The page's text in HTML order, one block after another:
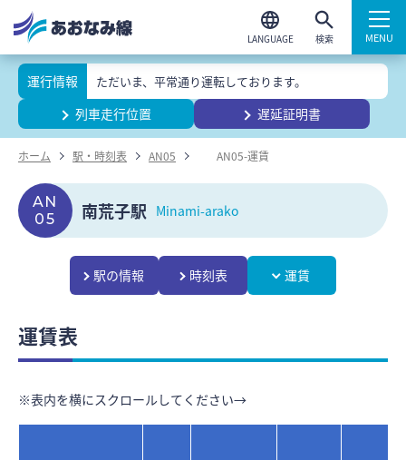
検索
運行情報 ただいま、平常通り運転しております。
列車走行位置 遅延証明書
ホーム 駅・時刻表 AN05 AN05-運賃
AN
05
南荒子駅 Minami-arako
駅の情報 時刻表 運賃
運賃表
※表内を横にスクロールしてください→